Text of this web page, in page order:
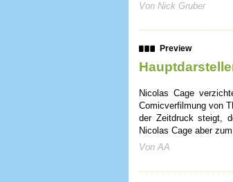
Von Nick Gruber
Preview
Nicolas Cage
Comicverfilmung von
der Zeitdruck steigt,
Nicolas Cage aber
Von AA